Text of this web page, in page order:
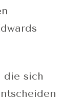
die sich